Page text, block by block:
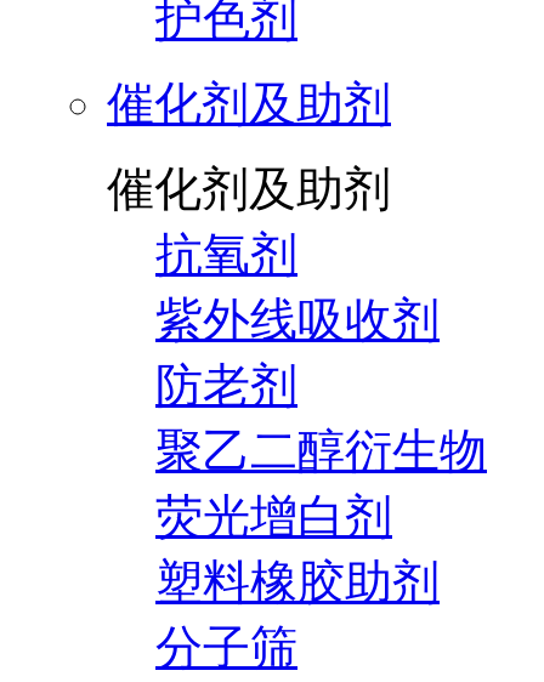
护色剂
催化剂及助剂
催化剂及助剂
抗氧剂
紫外线吸收剂
防老剂
聚乙二醇衍生物
荧光增白剂
塑料橡胶助剂
分子筛